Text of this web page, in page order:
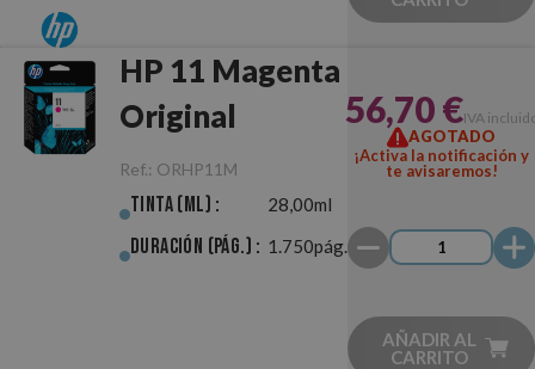
HP 11 Magenta
Original
Ref.: ORHP11M
Tinta (ml) : 28,00ml
Duración (pág.) : 1.750pág.
56,70 €IVA
AGOTADO
¡Activa la notificación y
te avisaremos!
AÑADIR AL
CARRITO